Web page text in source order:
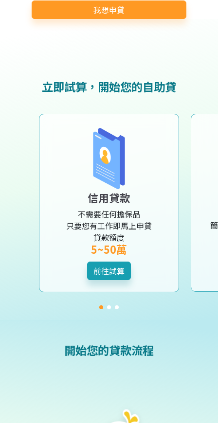
我想申貸
立即試算，開始您的自助貸
信用貸款
不需要任何擔保品
只要您有工作即馬上申貸
貸款額度
5~50萬
前往試算
開始您的貸款流程